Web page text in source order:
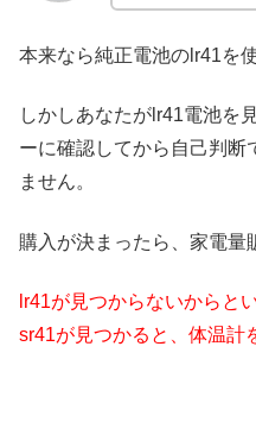
本来なら純正電池のlr41を
しかしあなたがlr41電池を
ーに確認してから自己判断
ません。
購入が決まったら、家電量
lr41が見つからないからと
sr41が見つかると、体温計